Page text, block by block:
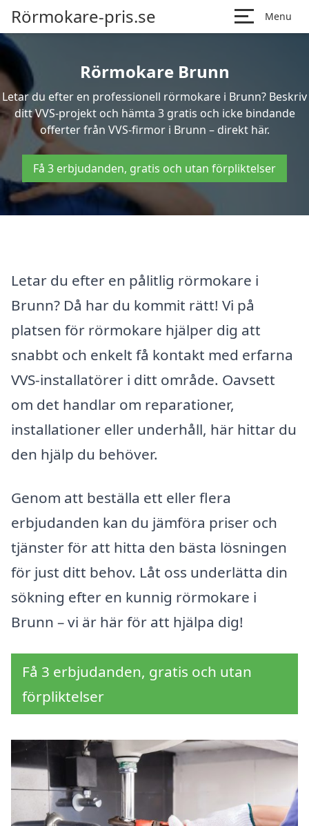
Rörmokare-pris.se Menu
Rörmokare Brunn
Letar du efter en professionell rörmokare i Brunn? Beskriv
ditt VVS-projekt och hämta 3 gratis och icke bindande
offerter från VVS-firmor i Brunn – direkt här.
Få 3 erbjudanden, gratis och utan förpliktelser
Letar du efter en pålitlig rörmokare i
Brunn? Då har du kommit rätt! Vi på
platsen för rörmokare hjälper dig att
snabbt och enkelt få kontakt med erfarna
VVS-installatörer i ditt område. Oavsett
om det handlar om reparationer,
installationer eller underhåll, här hittar du
den hjälp du behöver.
Genom att beställa ett eller flera
erbjudanden kan du jämföra priser och
tjänster för att hitta den bästa lösningen
för just ditt behov. Låt oss underlätta din
sökning efter en kunnig rörmokare i
Brunn – vi är här för att hjälpa dig!
Få 3 erbjudanden, gratis och utan
förpliktelser